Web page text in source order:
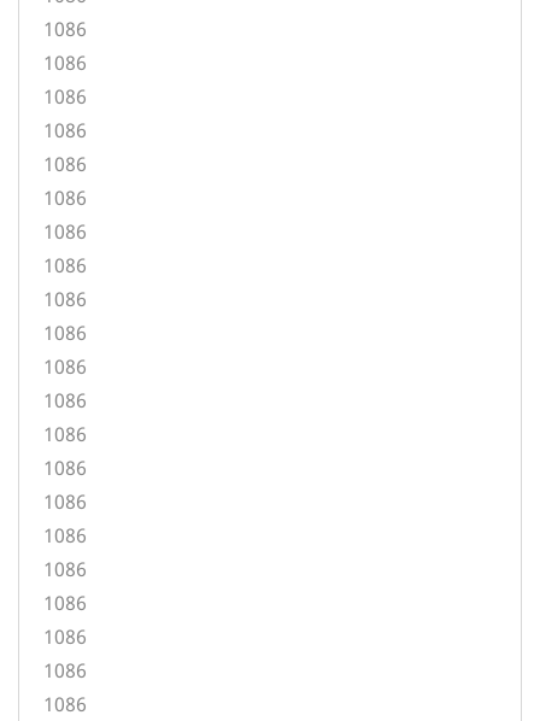
1086
1086
1086
1086
1086
1086
1086
1086
1086
1086
1086
1086
1086
1086
1086
1086
1086
1086
1086
1086
1086